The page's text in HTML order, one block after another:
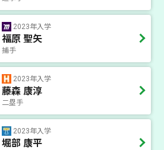
2023年入学
福原 聖矢
捕手
2023年入学
藤森 康淳
二塁手
2023年入学
堀部 康平